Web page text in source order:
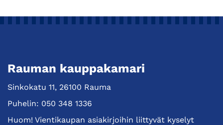
Rauman kauppakamari
Sinkokatu 11, 26100 Rauma
Puhelin: 050 348 1336
Huom! Vientikaupan asiakirjoihin liittyvät kyselyt